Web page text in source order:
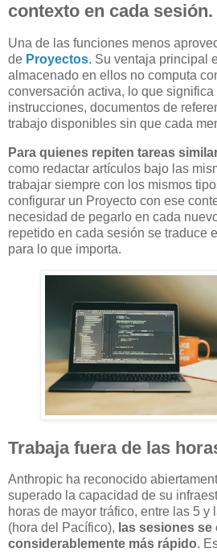
contexto en cada sesión.
Una de las funciones menos
de Proyectos. Su ventaja principal
almacenado en ellos no computa
conversación activa, lo que
instrucciones, documentos de
trabajo disponibles sin que cada
Para quienes repiten tareas
como redactar artículos bajo las
trabajar siempre con los mismos
configurar un Proyecto con ese
necesidad de pegarlo en cada
repetido en cada sesión se traduce
para lo que importa.
Trabaja fuera de las
Anthropic ha reconocido
superado la capacidad de su
horas de mayor tráfico, entre las 5 y
(hora del Pacífico), las sesiones
considerablemente más rápido.